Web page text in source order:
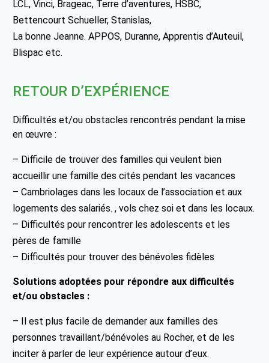
LCL, Vinci, Brageac, Terre d’aventures, HSBC,
Bettencourt Schueller, Stanislas,
La bonne Jeanne. APPOS, Duranne, Apprentis d’Auteuil,
Blispac etc.
RETOUR D’EXPÉRIENCE
Difficultés et/ou obstacles rencontrés pendant la mise
en œuvre :
– Difficile de trouver des familles qui veulent bien
accueillir une famille des cités pendant les vacances
– Cambriolages dans les locaux de l’association et aux
logements des salariés. , vols chez soi et dans les locaux.
– Difficultés pour rencontrer les adolescents et les
pères de famille
– Difficultés pour trouver des bénévoles fidèles
Solutions adoptées pour répondre aux difficultés
et/ou obstacles :
– Il est plus facile de demander aux familles des
personnes travaillant/bénévoles au Rocher, et de les
inciter à parler de leur expérience autour d’eux.